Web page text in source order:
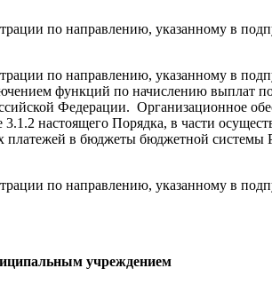
по направлению, указанному в
по направлению, указанному в
функций по начислению выплат
Федерации. Организационное
настоящего Порядка, в части
платежей в бюджеты бюджетной системы
по направлению, указанному в
учреждением